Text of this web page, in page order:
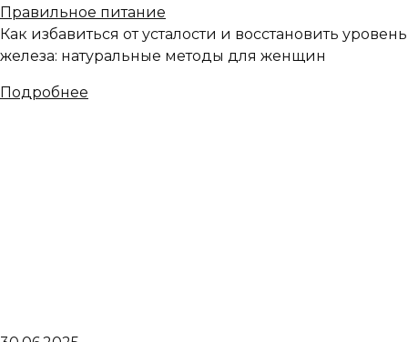
Правильное питание
Как избавиться от усталости и восстановить уровень
железа: натуральные методы для женщин
Подробнее